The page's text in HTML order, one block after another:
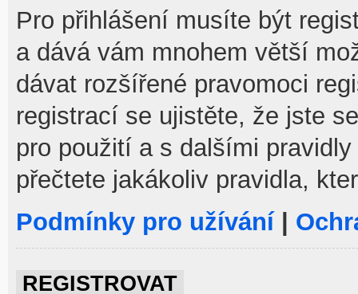
Pro přihlášení musíte být
a dává vám mnohem větší
dávat rozšířené pravomoci
registrací se ujistěte, že jste
pro použití a s dalšími
přečtete jakákoliv pravidla,
Podmínky pro užívání|
REGISTROVAT